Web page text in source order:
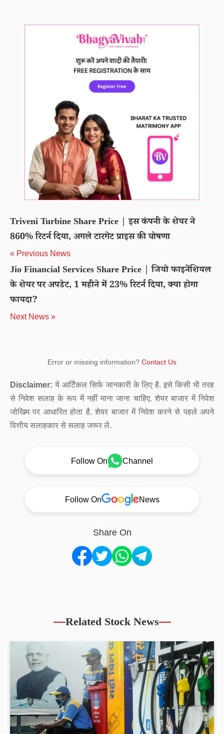
Triveni Turbine Share Price | इस कंपनी के शेयर ने
860% रिटर्न दिया, अगले टारगेट प्राइस की घोषणा
« Previous News
Jio Financial Services Share Price | जियो फाइनेंशियल
के शेयर पर अपडेट, 1 महीने में 23% रिटर्न दिया, क्या होगा
फायदा?
Next News »
Error or missing information? Contact Us
Disclaimer: ये आर्टिकल सिर्फ जानकारी के लिए है. इसे किसी भी तरह
से निवेश सलाह के रूप में नहीं माना जाना चाहिए. शेयर बाजार में निवेश
जोखिम पर आधारित होता है. शेयर बाजार में निवेश करने से पहले अपने
वित्तीय सलाहकार से सलाह जरूर लें.
Follow On Channel
Follow On News
Share On
Related Stock News